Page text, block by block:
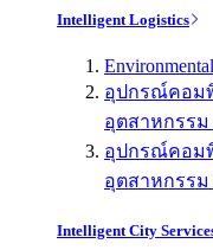
Intelligent Logistics
อุปกรณ์คอม
อุตสาหกรรม
อุปกรณ์คอม
อุตสาหกรรม
Intelligent City